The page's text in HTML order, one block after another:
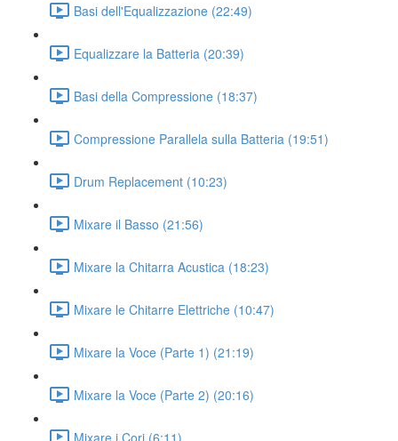
Basi dell'Equalizzazione (22:49)
Equalizzare la Batteria (20:39)
Basi della Compressione (18:37)
Compressione Parallela sulla Batteria (19:51)
Drum Replacement (10:23)
Mixare il Basso (21:56)
Mixare la Chitarra Acustica (18:23)
Mixare le Chitarre Elettriche (10:47)
Mixare la Voce (Parte 1) (21:19)
Mixare la Voce (Parte 2) (20:16)
Mixare i Cori (6:11)